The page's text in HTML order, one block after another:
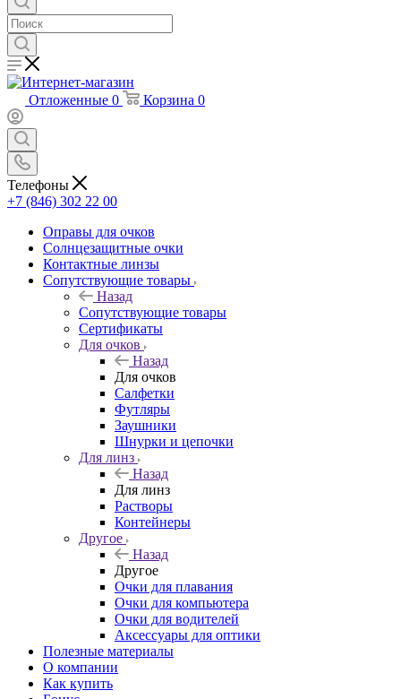
Отложенные 0 Корзина 0
Телефоны
+7 (846) 302 22 00
Оправы для очков
Солнцезащитные очки
Контактные линзы
Сопутствующие товары
Назад
Сопутствующие товары
Сертификаты
Для очков
Назад
Для очков
Салфетки
Футляры
Заушники
Шнурки и цепочки
Для линз
Назад
Для линз
Растворы
Контейнеры
Другое
Назад
Другое
Очки для плавания
Очки для компьютера
Очки для водителей
Аксессуары для оптики
Полезные материалы
О компании
Как купить